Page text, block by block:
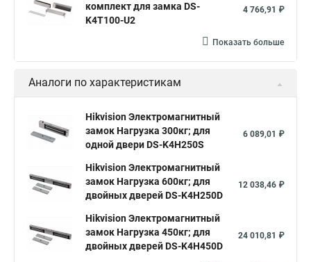
комплект для замка DS-
K4T100-U2
4 766,91 ₽
Показать больше
Аналоги по характеристикам
Hikvision Электромагнитный
замок Нагрузка 300кг; для
одной двери DS-K4H250S
6 089,01 ₽
Hikvision Электромагнитный
замок Нагрузка 600кг; для
двойных дверей DS-K4H250D
12 038,46 ₽
Hikvision Электромагнитный
замок Нагрузка 450кг; для
двойных дверей DS-K4H450D
24 010,81 ₽